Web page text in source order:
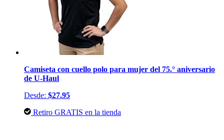
Camiseta con cuello polo para mujer del 75.° aniversario
de U-Haul
Desde: $27.95
Retiro GRATIS en la tienda